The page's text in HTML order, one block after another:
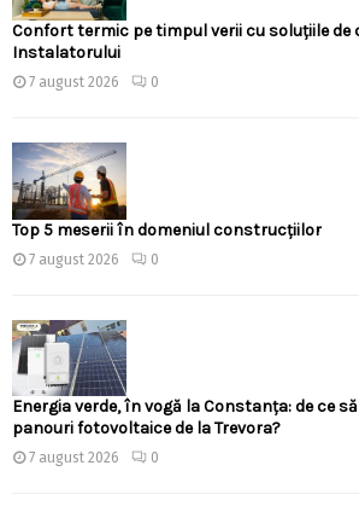
Confort termic pe timpul verii cu soluțiile de
Instalatorului
7 august 2026 0
Top 5 meserii în domeniul construcțiilor
7 august 2026 0
Energia verde, în vogă la Constanța: de ce
panouri fotovoltaice de la Trevora?
7 august 2026 0